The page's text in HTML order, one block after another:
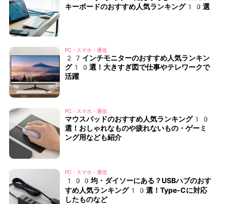
キーボードのおすすめ人気ランキング10選
PC・スマホ・通信
27インチモニターのおすすめ人気ランキン
グ10選！大きすぎ図で仕事やテレワークで
活躍
PC・スマホ・通信
マウスパッドのおすすめ人気ランキング10
選！おしゃれなものや疲れないもの・ゲーミ
ング用なども紹介
PC・スマホ・通信
100均・ダイソーにある？USBハブのおす
すめ人気ランキング10選！Type-Cに対応
したものなど